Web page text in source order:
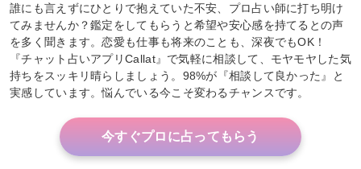
誰にも言えずにひとりで抱えていた不安、プロ占い師に打ち明け
てみませんか？鑑定をしてもらうと希望や安心感を持てるとの声
を多く聞きます。恋愛も仕事も将来のことも、深夜でもOK！
『チャット占いアプリCallat』で気軽に相談して、モヤモヤした気
持ちをスッキリ晴らしましょう。98%が『相談して良かった』と
実感しています。悩んでいる今こそ変わるチャンスです。
今すぐプロに占ってもらう